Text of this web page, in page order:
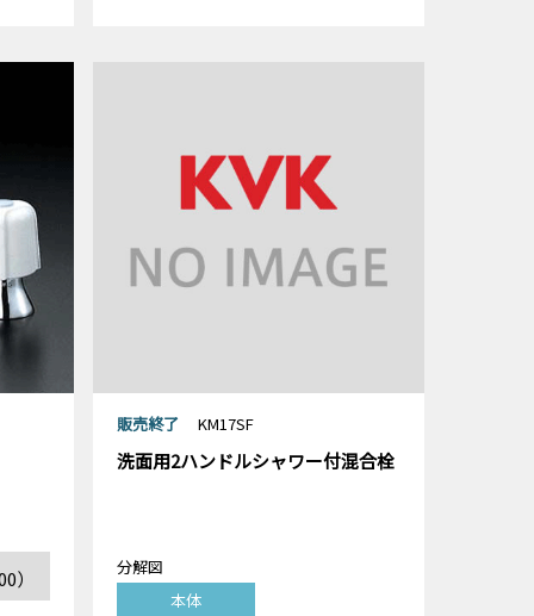
）
販売終了 KM17SF
洗面用2ハンドルシャワー付混合栓
分解図
本体